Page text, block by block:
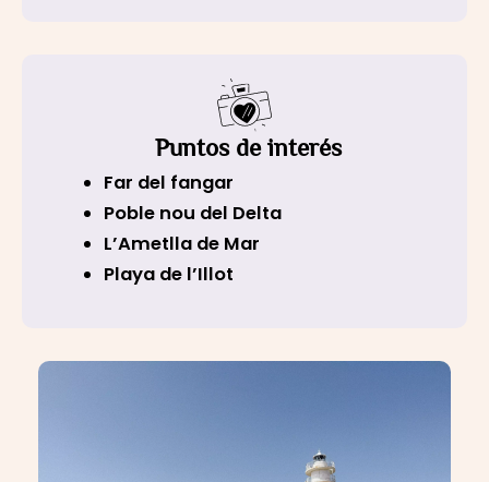
Puntos de interés
Far del fangar
Poble nou del Delta
L’Ametlla de Mar
Playa de l’Illot